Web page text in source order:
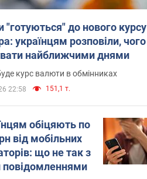
"готуються" до нового курсу
українцям розповіли, чого
найближчими днями
курс валюти в обмінниках
22:58 151,1 т.
обіцяють по
від мобільних
що не так з